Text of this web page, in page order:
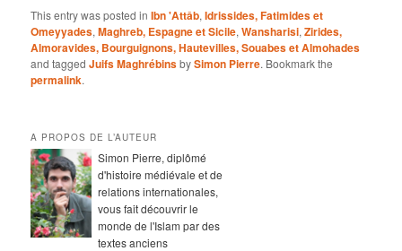
This entry was posted inIbn 'Attâb,Idrissides, Fatimides et
Omeyyades,Maghreb, Espagne et Sicile,Wansharisi,Zirides,
Almoravides, Bourguignons, Hautevilles, Souabes et Almohades
and taggedJuifs MaghrébinsbySimon Pierre. Bookmark the
permalink.
A PROPOS DE L’AUTEUR
Simon Pierre, diplômé
d'histoire médiévale et de
relations internationales,
vous fait découvrir le
monde de l'Islam par des
textes anciens